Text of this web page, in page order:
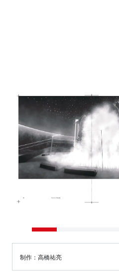
制作：高橋祐亮